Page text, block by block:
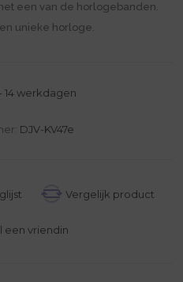
een van de horlogebanden.
unieke horloge.
14 werkdagen
DJV-KV47e